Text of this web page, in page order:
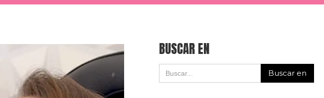
BUSCAR EN